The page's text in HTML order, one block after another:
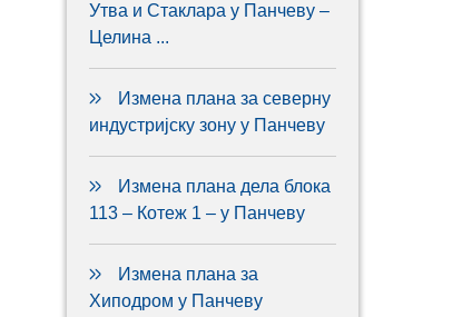
Утва и Стаклара у Панчеву –
Целина ...
Измена плана за северну
индустријску зону у Панчеву
Измена плана дела блока
113 – Котеж 1 – у Панчеву
Измена плана за
Хиподром у Панчеву